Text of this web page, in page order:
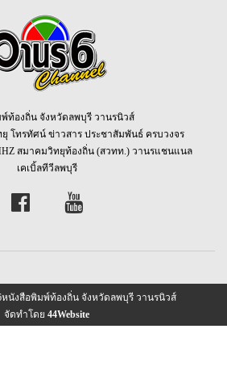
ท้องถิ่น จังหวัดลพบุรี วานรนิวส์
โทรทัศน์ ข่าวสาร ประชาสัมพันธ์ ครบวงจร
สมาคมวิทยุท้องถิ่น (สวทท.) วานรแชนแนล
เคเบิ้ลทีวีลพบุรี
หนังสือพิมพ์ท้องถิ่น จังหวัดลพบุรี วานรนิวส์
จัดทำโดย 44Website